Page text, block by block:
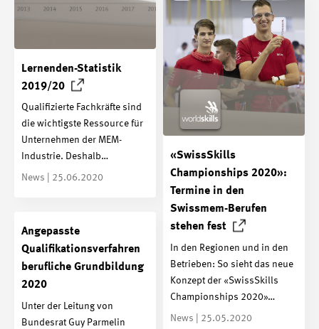
Lernenden-Statistik
2019/20
Qualifizierte Fachkräfte sind
die wichtigste Ressource für
Unternehmen der MEM-
Industrie. Deshalb…
News | 25.06.2020
«SwissSkills
Championships 2020»:
Termine in den
Swissmem-Berufen
stehen fest
In den Regionen und in den
Betrieben: So sieht das neue
Konzept der «SwissSkills
Championships 2020»…
News | 25.05.2020
Angepasste
Qualifikationsverfahren
berufliche Grundbildung
2020
Unter der Leitung von
Bundesrat Guy Parmelin